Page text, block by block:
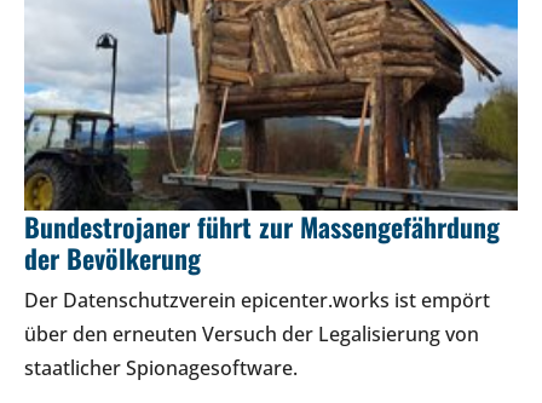
Bundestrojaner führt zur Massengefährdung
der Bevölkerung
Der Datenschutzverein epicenter.works ist empört
über den erneuten Versuch der Legalisierung von
staatlicher Spionagesoftware.